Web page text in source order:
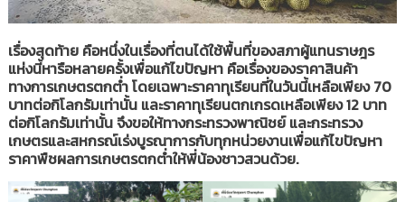
เรื่องสุดท้าย คือหนึ่งในเรื่องที่ตนได้ใช้พื้นที่ของสภาผู้แทนราษฎร
แห่งนี้หารือหลายครั้งเพื่อแก้ไขปัญหา คือเรื่องของราคาสินค้า
ทางการเกษตรตกต่ำ โดยเฉพาะราคาทุเรียนที่ในวันนี้เหลือเพียง 70
บาทต่อกิโลกรัมเท่านั้น และราคาทุเรียนตกเกรดเหลือเพียง 12 บาท
ต่อกิโลกรัมเท่านั้น จึงขอให้ทางกระทรวงพาณิชย์ และกระทรวง
เกษตรและสหกรณ์เร่งบูรณาการกับทุกหน่วยงานเพื่อแก้ไขปัญหา
ราคาพืชผลการเกษตรตกต่ำให้พี่น้องชาวสวนด้วย.